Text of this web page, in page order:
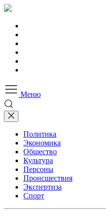
Меню
Политика
Экономика
Общество
Культура
Персоны
Происшествия
Экспертиза
Спорт